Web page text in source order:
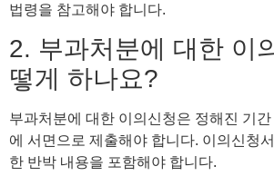
법령을 참고해야 합니다.
2. 부과처분에 대한 이
떻게 하나요?
부과처분에 대한 이의신청은 정해진 기
에 서면으로 제출해야 합니다. 이의신청
한 반박 내용을 포함해야 합니다.